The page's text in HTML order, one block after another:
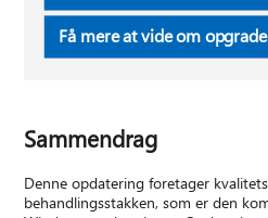
Få mere at vide om
Sammendrag
Denne opdatering foretager
behandlingsstakken, som er den